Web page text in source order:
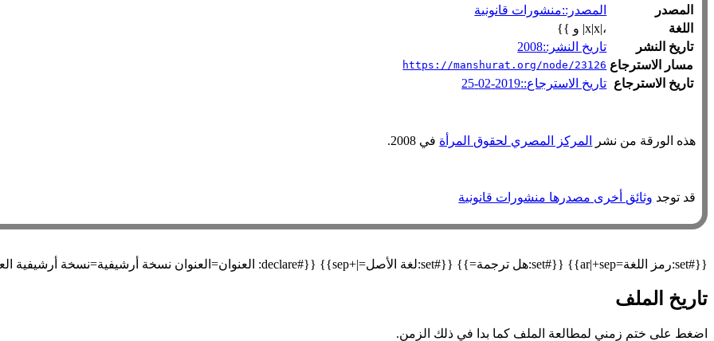
المصدر
المصدر::منشورات قانونية
اللغة
،|x|x| و }}
تاريخ النشر
تاريخ النشر::2008
مسار الاسترجاع https://manshurat.org/node/23126
تاريخ الاسترجاع تاريخ الاسترجاع::2019-02-25
هذه الورقة من نشر المركز المصري لحقوق المرأة في 2008.
قد توجد وثائق أخرى مصدرها منشورات قانونية
{{#set:رمز اللغة=ar|+sep}} {{#set:هل ترجمة=}} {{#set:لغة الأصل=|+sep}} {{#declare: العنوان=العنوان نسخة أرشيفية=نسخة أرشيفية العنوان الأصلي=العنوان الأصلي مسار الاسترجاع=مسار الاسترجاع }}
تاريخ الملف
اضغط على ختم زمني لمطالعة الملف كما بدا في ذلك الزمن.